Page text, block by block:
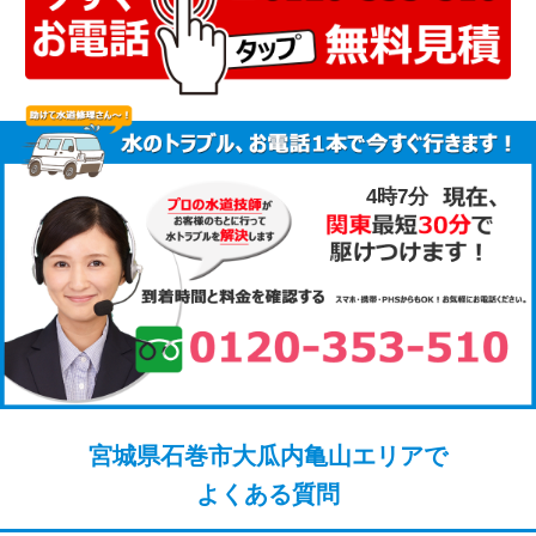
4時7分
宮城県石巻市大瓜内亀山エリアで
よくある質問